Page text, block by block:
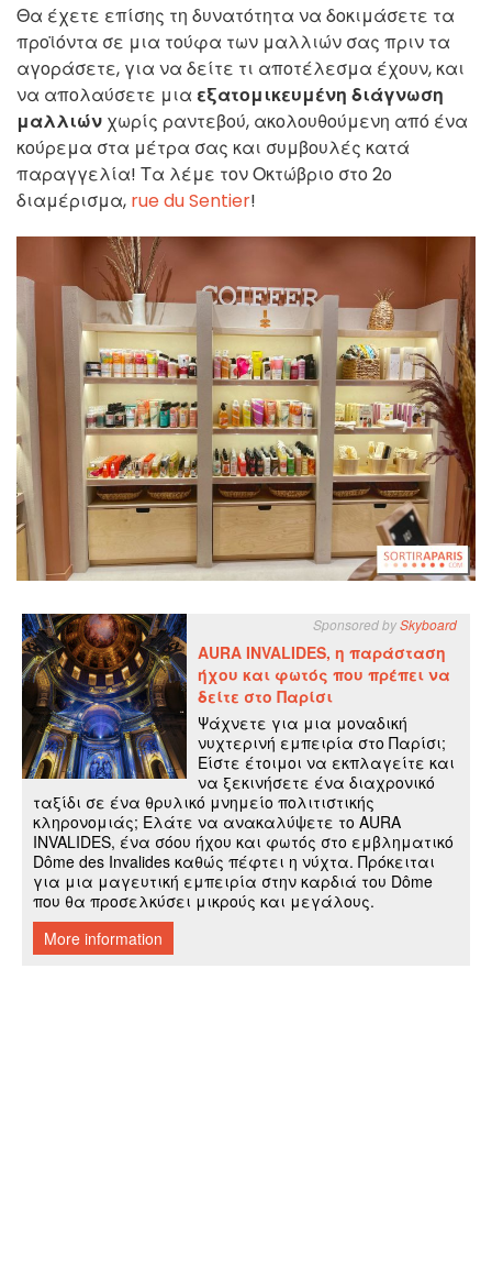
Θα έχετε επίσης τη δυνατότητα να δοκιμάσετε τα
προϊόντα σε μια τούφα των μαλλιών σας πριν τα
αγοράσετε, για να δείτε τι αποτέλεσμα έχουν, και
να απολαύσετε μια εξατομικευμένη διάγνωση
μαλλιών χωρίς ραντεβού, ακολουθούμενη από ένα
κούρεμα στα μέτρα σας και συμβουλές κατά
παραγγελία! Τα λέμε τον Οκτώβριο στο 2ο
διαμέρισμα, rue du Sentier!